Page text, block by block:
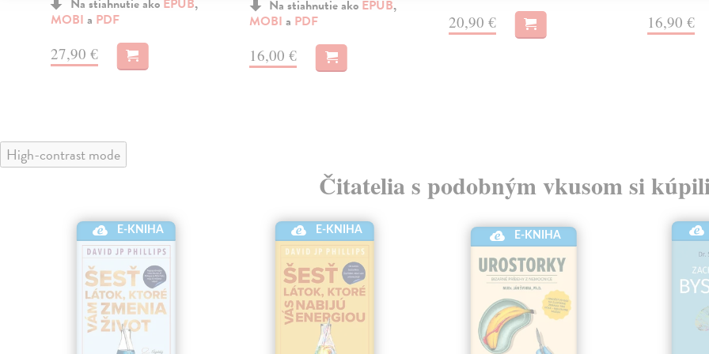
Na stiahnutie ako EPUB,
MOBI a PDF
27,90 €
Na stiahnutie ako EPUB,
MOBI a PDF
16,00 €
20,90 € 16,90 €
High-contrast mode
Čitatelia s podobným vkusom si
E-KNIHA E-KNIHA
E-KNIHA